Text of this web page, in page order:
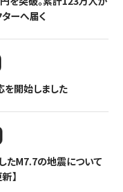
ーへ届く
開始しました
たM7.7の地震について
】